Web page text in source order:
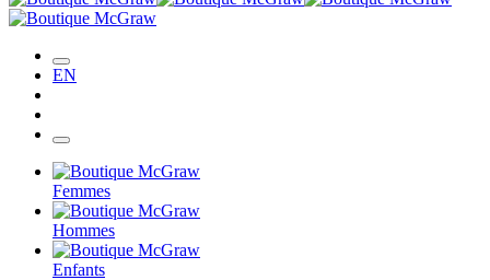
EN
Femmes
Hommes
Enfants